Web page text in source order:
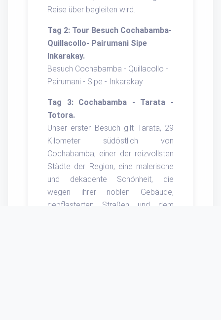
Reise über begleiten wird.
Tag 2: Tour Besuch Cochabamba-
Quillacollo- Pairumani Sipe
Inkarakay.
Besuch Cochabamba - Quillacollo -
Pairumani - Sipe - Inkarakay
Tag 3: Cochabamba - Tarata -
Totora.
Unser erster Besuch gilt Tarata, 29
Kilometer südöstlich von
Cochabamba, einer der reizvollsten
Städte der Region, eine malerische
und dekadente Schönheit, die
wegen ihrer noblen Gebäude,
gepflasterten Straßen und dem